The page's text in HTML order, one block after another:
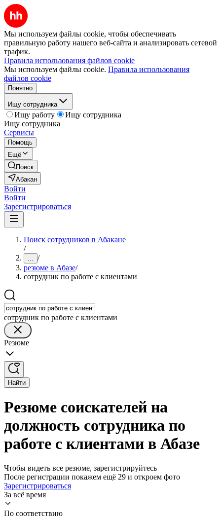
Мы используем файлы cookie, чтобы обеспечивать
правильную работу нашего веб-сайта и анализировать сетевой
трафик.
Правила использования файлов cookie
Мы используем файлы cookie. Правила использования
файлов cookie
Понятно
Ищу сотрудника
Ищу работу
Ищу сотрудника
Ищу сотрудника
Сервисы
Помощь
Ещё
Поиск
Абакан
Войти
Войти
Зарегистрироваться
Поиск сотрудников в Абакане
/
... /
резюме в Абазе/
сотрудник по работе с клиентами
сотрудник по работе с клиентами
Резюме
Найти
Резюме соискателей на
должность сотрудника по
работе с клиентами в Абазе
Чтобы видеть все резюме, зарегистрируйтесь
После регистрации покажем ещё 29 и откроем фото
Зарегистрироваться
За всё время
По соответствию